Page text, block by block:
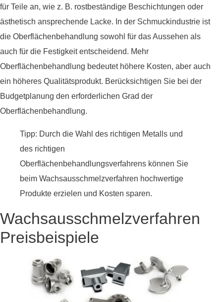
für Teile an, wie z. B. rostbeständige Beschichtungen oder
ästhetisch ansprechende Lacke. In der Schmuckindustrie ist
die Oberflächenbehandlung sowohl für das Aussehen als
auch für die Festigkeit entscheidend. Mehr
Oberflächenbehandlung bedeutet höhere Kosten, aber auch
ein höheres Qualitätsprodukt. Berücksichtigen Sie bei der
Budgetplanung den erforderlichen Grad der
Oberflächenbehandlung.
Tipp: Durch die Wahl des richtigen Metalls und
des richtigen
Oberflächenbehandlungsverfahrens können Sie
beim Wachsausschmelzverfahren hochwertige
Produkte erzielen und Kosten sparen.
Wachsausschmelzverfahren
Preisbeispiele